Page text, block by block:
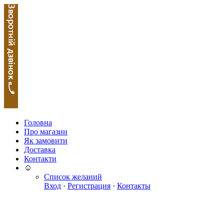
Головна
Про магазин
Як замовити
Доставка
Контакти
☺
Список желаний
Вход · Регистрация · Контакты